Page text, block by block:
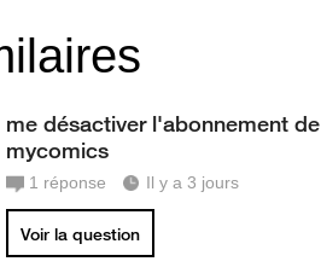
me désactiver l'abonnement de
mycomics
1 réponse Il y a 3 jours
Voir la question